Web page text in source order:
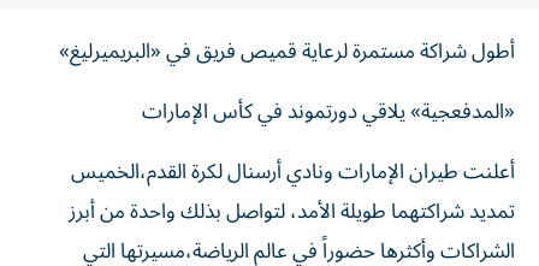
أطول شراكة مستمرة لرعاية قميص فريق في «البريميرليغ»
«المدفعجية» يلاقي دورتموند في كأس الإمارات
‌أعلنت طيران الإمارات ونادي أرسنال لكرة القدم،الخميس
تمديد شراكتهما طويلة الأمد، لتواصل بذلك واحدة من أبرز
الشراكات وأكثرها حضوراً في عالم الرياضة،مسيرتها التي